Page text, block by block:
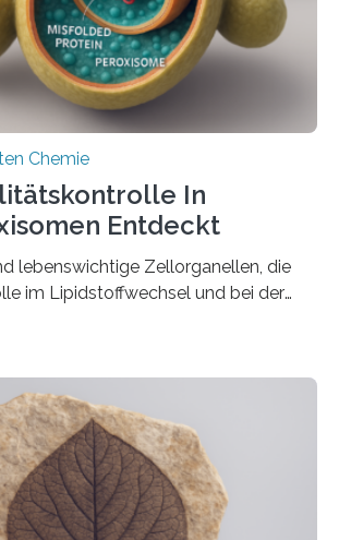
Chemie
In
Entdeckt
lebenswichtige Zellorganellen, die
im Lipidstoffwechsel und bei der
zahlreiche Enzyme präzise in
Bochum um Prof. Dr. Ralf Erdmann
Yusuf hat nun einen bislang
des
in der Bäckerhefe
cerevisiae entdeckt, der für die
der Organellen entscheidend ist. Die